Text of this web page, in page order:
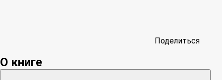
Поделиться
О книге